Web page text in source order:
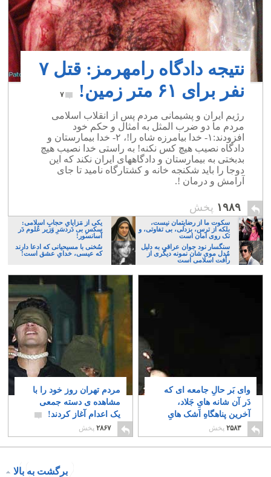
نتیجه دادگاه رامهرمز: قتل ۷
نفر برای ۶۱ متر زمین!
۷
رژیم ایران و پشیمانی مردم پس از انقلاب اسلامی
مردم ما دو ضرب المثل به امثال و حکم خود
افزودند:۱- خدا بیامرزه شاه را!، ۲- خدا بیمارستان و
دادگاه نصیب هیچ کس نکنه! به راستی خدا نصیب هیچ
بدبختی به بیمارستان و دادگاههای ایران نکند که این
دوجا را باید شکنجه خانه و کشتارگاه نامید تا جای
آرامش و درمان !.
۱۹۸۹ پخش
سکوت ما از رضایتمان نیست،
بلکه از ترس، بزدلی، بی تفاوتی، و
تک روی امان است
یکی از مَزایایِ حجابِ اسلامی:
سکسِ بی دَردسَرِ وَزیر عُلوم دَر
آسانسور!
سنگسار نود جوان عراقی به دلیل
مُدل موی شان نمونه دیگری از
رأفت اسلامی است
سُخنی با مسیحیانی که ادعا دارند
که عیسی، خدایِ عشق است!
وای بَر حالِ جامعه ای که
دَر آن شانه هایِ جَلاد،
آخرین پناهگاهِ اَشک هایِ
مَحکوم است
۲۵۸۳ پخش
مردم تهران روز خود را با
مشاهده ی دسته جمعی
یک اعدام آغاز کردند!
۲۸۶۷ پخش
برگشت به بالا